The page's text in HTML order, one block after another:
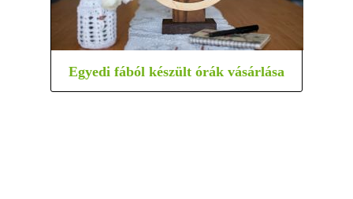
Egyedi fából készült órák vásárlása